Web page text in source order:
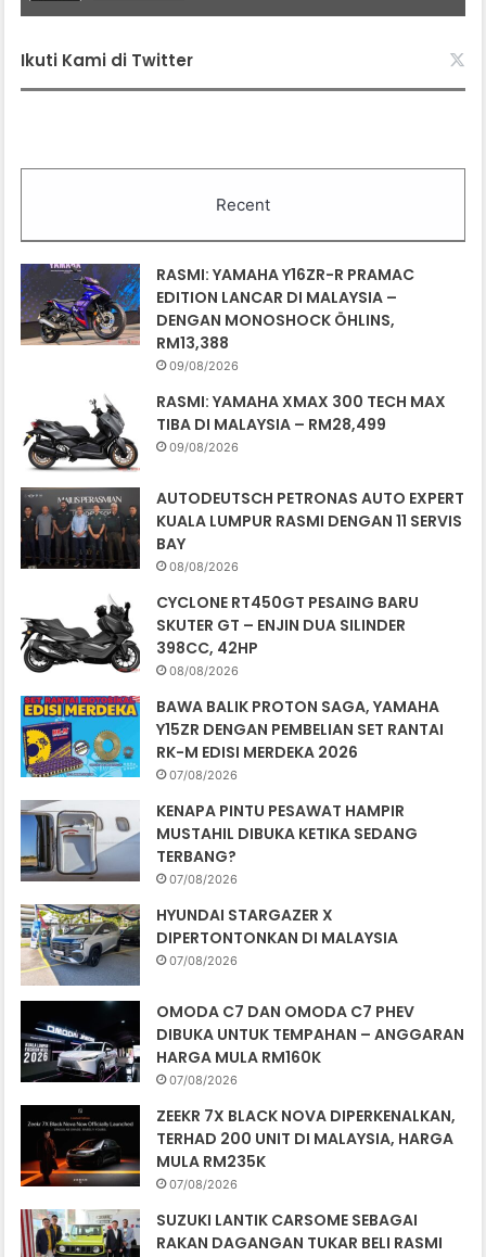
Ikuti Kami di Twitter
Recent
RASMI: YAMAHA Y16ZR-R PRAMAC
EDITION LANCAR DI MALAYSIA –
DENGAN MONOSHOCK ÖHLINS,
RM13,388
09/08/2026
RASMI: YAMAHA XMAX 300 TECH MAX
TIBA DI MALAYSIA – RM28,499
09/08/2026
AUTODEUTSCH PETRONAS AUTO EXPERT
KUALA LUMPUR RASMI DENGAN 11 SERVIS
BAY
08/08/2026
CYCLONE RT450GT PESAING BARU
SKUTER GT – ENJIN DUA SILINDER
398CC, 42HP
08/08/2026
BAWA BALIK PROTON SAGA, YAMAHA
Y15ZR DENGAN PEMBELIAN SET RANTAI
RK-M EDISI MERDEKA 2026
07/08/2026
KENAPA PINTU PESAWAT HAMPIR
MUSTAHIL DIBUKA KETIKA SEDANG
TERBANG?
07/08/2026
HYUNDAI STARGAZER X
DIPERTONTONKAN DI MALAYSIA
07/08/2026
OMODA C7 DAN OMODA C7 PHEV
DIBUKA UNTUK TEMPAHAN – ANGGARAN
HARGA MULA RM160K
07/08/2026
ZEEKR 7X BLACK NOVA DIPERKENALKAN,
TERHAD 200 UNIT DI MALAYSIA, HARGA
MULA RM235K
07/08/2026
SUZUKI LANTIK CARSOME SEBAGAI
RAKAN DAGANGAN TUKAR BELI RASMI